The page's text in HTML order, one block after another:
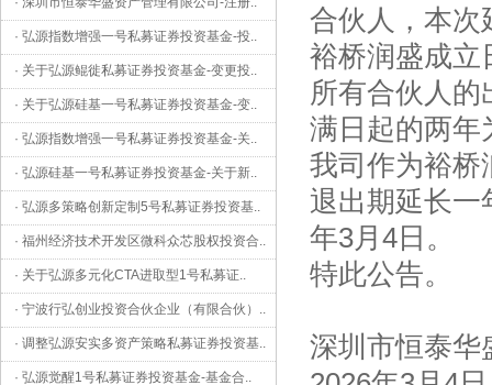
· 弘源指数增强一号私募证券投资基金-投..
· 关于弘源鲲徙私募证券投资基金-变更投..
· 关于弘源硅基一号私募证券投资基金-变..
· 弘源指数增强一号私募证券投资基金-关..
· 弘源硅基一号私募证券投资基金-关于新..
· 弘源多策略创新定制5号私募证券投资基..
· 福州经济技术开发区微科众芯股权投资合..
· 关于弘源多元化CTA进取型1号私募证..
· 宁波行弘创业投资合伙企业（有限合伙） ..
· 调整弘源安实多资产策略私募证券投资基..
· 弘源觉醒1号私募证券投资基金-基金合..
合伙人，本次
裕桥润盛成立
所有合伙人
满日起的两年
我司作为裕桥
退出期延长一
年3月4日。
特此公告。
深圳市恒泰华